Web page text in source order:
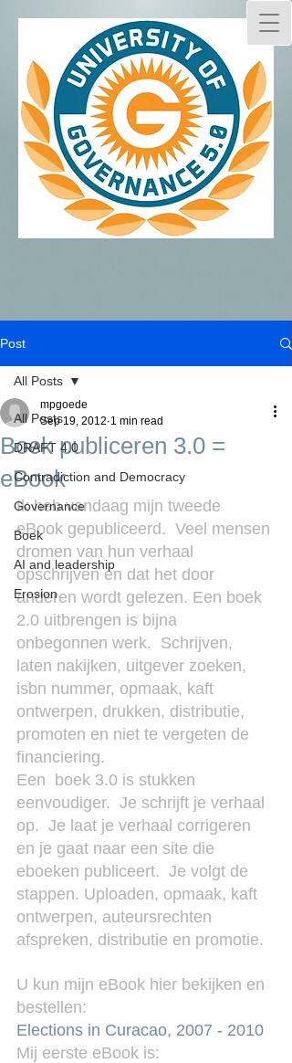
Post
All Posts
DRAFT 4.0
Contradiction and Democracy
Governance
Boek
AI and leadership
Erosion
All Posts
Boek publiceren 3.0 =
eBook
mpgoede
Sep 19, 2012 1 min read
Ik heb vandaag mijn tweede
eBook gepubliceerd.  Veel mensen
dromen van hun verhaal
opschrijven en dat het door
anderen wordt gelezen. Een boek
2.0 uitbrengen is bijna
onbegonnen werk.  Schrijven,
laten nakijken, uitgever zoeken,
isbn nummer, opmaak, kaft
ontwerpen, drukken, distributie,
promoten en niet te vergeten de
financiering.
Een  boek 3.0 is stukken
eenvoudiger.  Je schrijft je verhaal
op.  Je laat je verhaal corrigeren
en je gaat naar een site die
eboeken publiceert.  Je volgt de
stappen. Uploaden, opmaak, kaft
ontwerpen, auteursrechten
afspreken, distributie en promotie.
U kun mijn eBook hier bekijken en
bestellen:
Elections in Curacao, 2007 - 2010
Mij eerste eBook is: